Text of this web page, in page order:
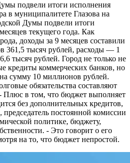
подвели итоги исполнения
в муниципалитете Глазова на
Думы подвели итоги
текущего года. Как
доходы за 9 месяцев составили
361,5 тысяч рублей, расходы — 1
тысяч рублей. Город не только не
кредиты коммерческих банков, но
сумму 10 миллионов рублей.
обязательства составляют
Плюс в том, что бюджет выполняет
без дополнительных кредитов,
постоянной комиссии
политике, бюджету,
- Это говорит о его
на то, что бюджет непростой.